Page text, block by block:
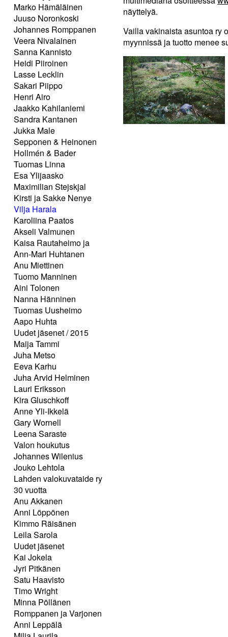
Marko Hämäläinen
Juuso Noronkoski
Johannes Romppanen
Veera Nivalainen
Sanna Kannisto
Heidi Piiroinen
Lasse Lecklin
Sakari Piippo
Henri Airo
Jaakko Kahilaniemi
Sandra Kantanen
Jukka Male
Sepponen & Heinonen
Hollmén & Bader
Tuomas Linna
Esa Ylijaasko
Maximilian Stejskjal
Kirsti ja Sakke Nenye
Vilja Harala
Karoliina Paatos
Akseli Valmunen
Kaisa Rautaheimo ja
Ann-Mari Huhtanen
Anu Miettinen
Tuomo Manninen
Aini Tolonen
Nanna Hänninen
Tuomas Uusheimo
Aapo Huhta
Uudet jäsenet / 2015
Maija Tammi
Juha Metso
Eeva Karhu
Juha Arvid Helminen
Lauri Eriksson
Kira Gluschkoff
Anne Yli-Ikkelä
Gary Wornell
Leena Saraste
Valon houkutus
Johannes Wilenius
Jouko Lehtola
Lahden valokuvataide ry
30 vuotta
Anu Akkanen
Anni Löppönen
Kimmo Räisänen
Leila Sarola
Uudet jäsenet
Kai Jokela
Jyri Pitkänen
Satu Haavisto
Timo Wright
Minna Pöllänen
Romppanen ja Varjonen
Anni Leppälä
näyttelyä.
Vailla vakinaista asuntoa ry
myynnissä ja tuotto menee